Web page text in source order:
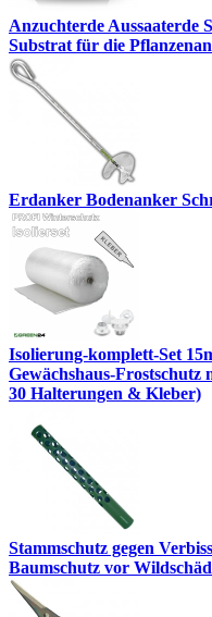
Anzuchterde Aussaaterde
Substrat für die
Erdanker Bodenanker
Isolierung-komplett-Set
Gewächshaus-
30 Halterungen & Kleber)
Stammschutz gegen
Baumschutz vor